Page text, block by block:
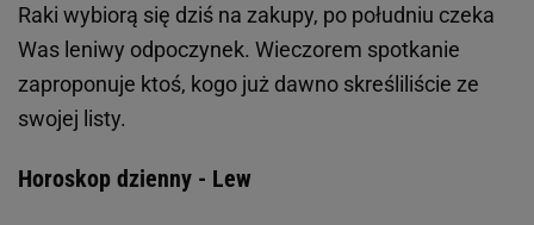
Raki wybiorą się dziś na zakupy, po południu czeka
Was leniwy odpoczynek. Wieczorem spotkanie
zaproponuje ktoś, kogo już dawno skreśliliście ze
swojej listy.
Horoskop dzienny - Lew